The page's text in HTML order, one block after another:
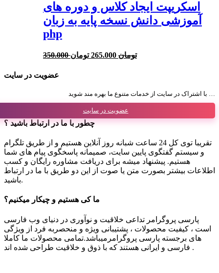
اسکریپت ایجاد کلاس و دوره های
آموزشی دانش نسخه پایه به زبان
php
350.000 تومان
قیمت265.000 تومان
قیمت
عضویت در سایت
عضویت در سایت
چطور با ما در ارتباط باشید ؟
تقریبا توی کل 24 ساعت شبانه روز آنلاین هستیم و از طریق تلگرام
و سیستم گفتگوی پایین سایت، صمیمانه پاسخگوی پیام های شما
هستیم. پیشنهاد میشه برای دریافت مشاوره رایگان و کسب
اطلاعات بیشتر بصورت متن یا صوت از این دو طریق با ما در ارتباط
باشید.
ما کی هستیم و چیکار میکنیم؟
پارسی پروگرامر تداعی خلاقیت و نوآوری در دنیای وب فارسی
است ، کیفیت محصولات ، پشتیبانی ویژه و منحصربه فرد از ویژگی
های برجسته پارسی پروگرامرمیباشد.تمامی محصولات ما کاملا
فارسی و ایرانی هستند که با ذوق و خلاقیت طراحی شده اند .